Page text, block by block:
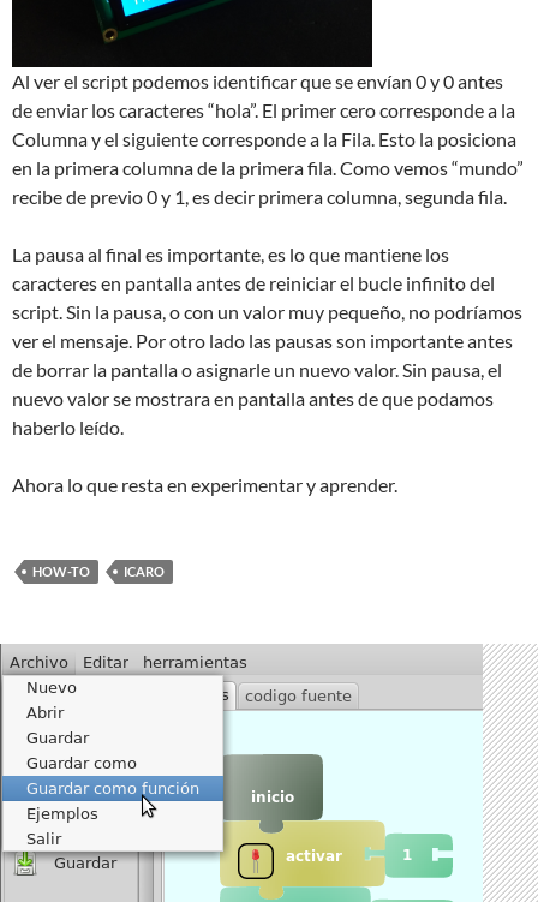
Al ver el script podemos identificar que se envían 0 y 0 antes
de enviar los caracteres “hola”. El primer cero corresponde a la
Columna y el siguiente corresponde a la Fila. Esto la posiciona
en la primera columna de la primera fila. Como vemos “mundo”
recibe de previo 0 y 1, es decir primera columna, segunda fila.
La pausa al final es importante, es lo que mantiene los
caracteres en pantalla antes de reiniciar el bucle infinito del
script. Sin la pausa, o con un valor muy pequeño, no podríamos
ver el mensaje. Por otro lado las pausas son importante antes
de borrar la pantalla o asignarle un nuevo valor. Sin pausa, el
nuevo valor se mostrara en pantalla antes de que podamos
haberlo leído.
Ahora lo que resta en experimentar y aprender.
HOW-TO ICARO